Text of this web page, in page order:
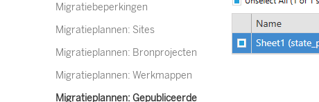
Migratiebeperkingen
Migratieplannen: Sites
Migratieplannen: Bronprojecten
Migratieplannen: Werkmappen
Migratieplannen: Gepubliceerde